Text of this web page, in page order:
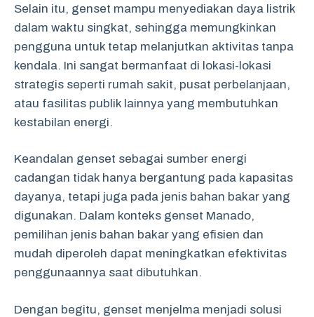
Selain itu, genset mampu menyediakan daya listrik
dalam waktu singkat, sehingga memungkinkan
pengguna untuk tetap melanjutkan aktivitas tanpa
kendala. Ini sangat bermanfaat di lokasi-lokasi
strategis seperti rumah sakit, pusat perbelanjaan,
atau fasilitas publik lainnya yang membutuhkan
kestabilan energi.
Keandalan genset sebagai sumber energi
cadangan tidak hanya bergantung pada kapasitas
dayanya, tetapi juga pada jenis bahan bakar yang
digunakan. Dalam konteks genset Manado,
pemilihan jenis bahan bakar yang efisien dan
mudah diperoleh dapat meningkatkan efektivitas
penggunaannya saat dibutuhkan.
Dengan begitu, genset menjelma menjadi solusi